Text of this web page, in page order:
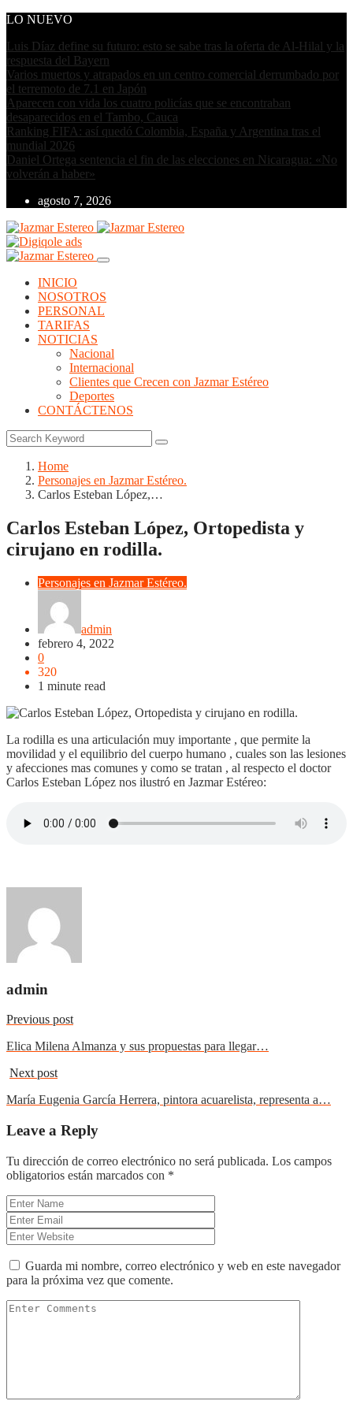
LO NUEVO
Luis Díaz define su futuro: esto se sabe tras la oferta de Al-Hilal y la
respuesta del Bayern
Varios muertos y atrapados en un centro comercial derrumbado por
el terremoto de 7.1 en Japón
Aparecen con vida los cuatro policías que se encontraban
desaparecidos en el Tambo, Cauca
Ranking FIFA: así quedó Colombia, España y Argentina tras el
mundial 2026
Daniel Ortega sentencia el fin de las elecciones en Nicaragua: «No
volverán a haber»
agosto 7, 2026
INICIO
NOSOTROS
PERSONAL
TARIFAS
NOTICIAS
Nacional
Internacional
Clientes que Crecen con Jazmar Estéreo
Deportes
CONTÁCTENOS
Home
Personajes en Jazmar Estéreo.
Carlos Esteban López,…
Carlos Esteban López, Ortopedista y
cirujano en rodilla.
Personajes en Jazmar Estéreo.
admin
febrero 4, 2022
0
320
1 minute read
La rodilla es una articulación muy importante , que permite la
movilidad y el equilibrio del cuerpo humano , cuales son las lesiones
y afecciones mas comunes y como se tratan , al respecto el doctor
Carlos Esteban López nos ilustró en Jazmar Estéreo:
admin
Previous post
Elica Milena Almanza y sus propuestas para llegar…
Next post
María Eugenia García Herrera, pintora acuarelista, representa a…
Leave a Reply
Tu dirección de correo electrónico no será publicada. Los campos
obligatorios están marcados con *
Guarda mi nombre, correo electrónico y web en este navegador
para la próxima vez que comente.